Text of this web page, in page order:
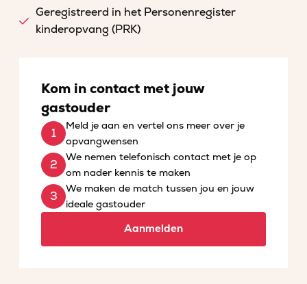
Geregistreerd in het Personenregister
kinderopvang (PRK)
Kom in contact met jouw
gastouder
Meld je aan en vertel ons meer over je
opvangwensen
We nemen telefonisch contact met je op
om nader kennis te maken
We maken de match tussen jou en jouw
ideale gastouder
Aanmelden